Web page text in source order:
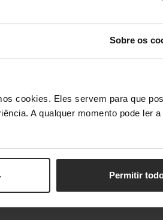
Sobre os
cookies. Eles servem para que
A qualquer momento pode ler
Permitir